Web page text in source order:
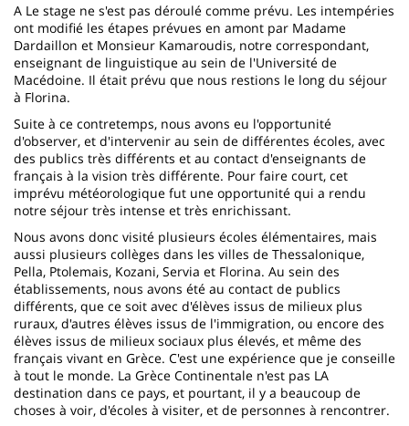
A Le stage ne s'est pas déroulé comme prévu. Les intempéries
ont modifié les étapes prévues en amont par Madame
Dardaillon et Monsieur Kamaroudis, notre correspondant,
enseignant de linguistique au sein de l'Université de
Macédoine. Il était prévu que nous restions le long du séjour
à Florina.
Suite à ce contretemps, nous avons eu l'opportunité
d'observer, et d'intervenir au sein de différentes écoles, avec
des publics très différents et au contact d'enseignants de
français à la vision très différente. Pour faire court, cet
imprévu météorologique fut une opportunité qui a rendu
notre séjour très intense et très enrichissant.
Nous avons donc visité plusieurs écoles élémentaires, mais
aussi plusieurs collèges dans les villes de Thessalonique,
Pella, Ptolemais, Kozani, Servia et Florina. Au sein des
établissements, nous avons été au contact de publics
différents, que ce soit avec d'élèves issus de milieux plus
ruraux, d'autres élèves issus de l'immigration, ou encore des
élèves issus de milieux sociaux plus élevés, et même des
français vivant en Grèce. C'est une expérience que je conseille
à tout le monde. La Grèce Continentale n'est pas LA
destination dans ce pays, et pourtant, il y a beaucoup de
choses à voir, d'écoles à visiter, et de personnes à rencontrer.